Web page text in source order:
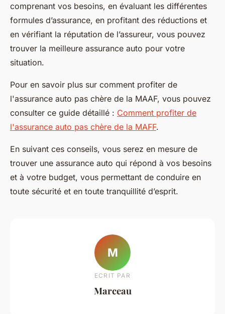
comprenant vos besoins, en évaluant les différentes
formules d’assurance, en profitant des réductions et
en vérifiant la réputation de l’assureur, vous pouvez
trouver la meilleure assurance auto pour votre
situation.
Pour en savoir plus sur comment profiter de
l'assurance auto pas chère de la MAAF, vous pouvez
consulter ce guide détaillé : Comment profiter de
l'assurance auto pas chère de la MAFF.
En suivant ces conseils, vous serez en mesure de
trouver une assurance auto qui répond à vos besoins
et à votre budget, vous permettant de conduire en
toute sécurité et en toute tranquillité d’esprit.
M
ECRIT PAR
Marceau